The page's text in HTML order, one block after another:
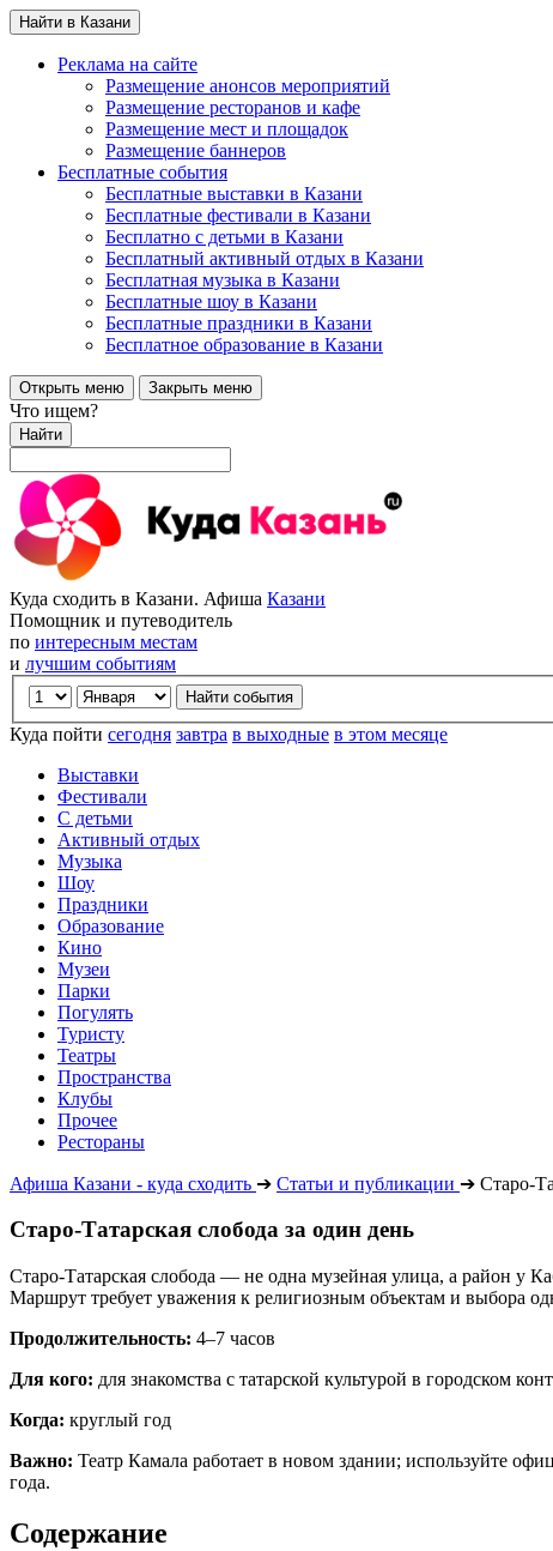
Найти в Казани
Реклама на сайте
Размещение анонсов мероприятий
Размещение ресторанов и кафе
Размещение мест и площадок
Размещение баннеров
Бесплатные события
Бесплатные выставки в Казани
Бесплатные фестивали в Казани
Бесплатно с детьми в Казани
Бесплатный активный отдых в Казани
Бесплатная музыка в Казани
Бесплатные шоу в Казани
Бесплатные праздники в Казани
Бесплатное образование в Казани
Открыть меню Закрыть меню
Что ищем?
Найти
Куда сходить в Казани. Афиша Казани
Помощник и путеводитель
по интересным местам
и лучшим событиям
Куда пойти сегодня завтра в выходные в этом месяце
Выставки
Фестивали
С детьми
Активный отдых
Музыка
Шоу
Праздники
Образование
Кино
Музеи
Парки
Погулять
Туристу
Театры
Пространства
Клубы
Прочее
Рестораны
Афиша Казани - куда сходить ➔ Статьи и публикации ➔ Старо-
Старо-Татарская слобода за один день
Старо-Татарская слобода — не одна музейная улица, а район у
Маршрут требует уважения к религиозным объектам и выбора
Продолжительность: 4–7 часов
Для кого: для знакомства с татарской культурой в городском
Когда: круглый год
Важно: Театр Камала работает в новом здании; используйте
года.
Содержание